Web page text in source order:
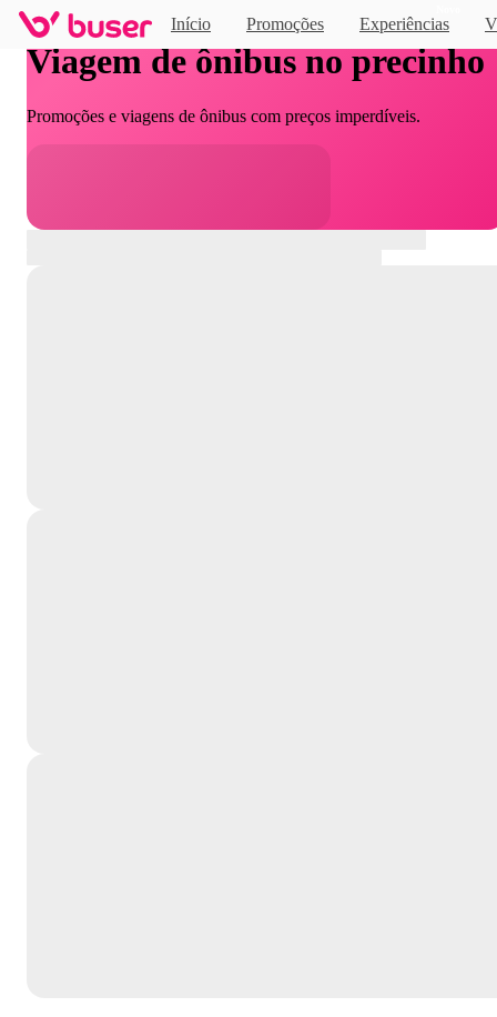
Início Promoções Experiências
Viagem de ônibus no precinho
Promoções e viagens de ônibus com preços imperdíveis.